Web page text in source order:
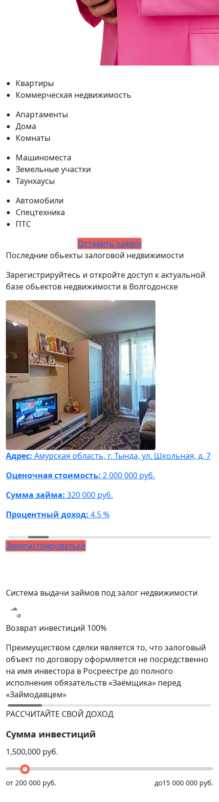
Квартиры
Коммерческая недвижимость
Апартаменты
Дома
Комнаты
Машиноместа
Земельные участки
Таунхаусы
Автомобили
Спецтехника
ПТС
Оставить заявку
Последние обьекты залоговой недвижимости
Зарегистрируйтесь и откройте доступ к актуальной
базе обьектов недвижимости в Волгодонске
Адрес: Амурская область, г. Тында, ул. Школьная, д. 7
Оценочная стоимость: 2 000 000 руб.
Сумма займа: 320 000 руб.
Процентный доход: 4.5 %
Зарегистрироваться
Система выдачи займов под залог недвижимости
Возврат инвестиций 100%
Преимуществом сделки является то, что залоговый
объект по договору оформляется не посредственно
на имя инвестора в Росреестре до полного
исполнения обязательств «Заёмщика» перед
«Займодавцем»
РАССЧИТАЙТЕ СВОЙ ДОХОД
Сумма инвестиций
1,500,000 руб.
от 200 000 руб. до15 000 000 руб.